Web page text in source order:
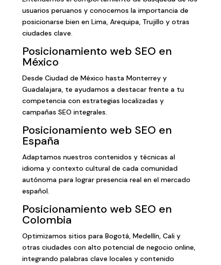
usuarios peruanos y conocemos la importancia de
posicionarse bien en Lima, Arequipa, Trujillo y otras
ciudades clave.
Posicionamiento web SEO en
México
Desde Ciudad de México hasta Monterrey y
Guadalajara, te ayudamos a destacar frente a tu
competencia con estrategias localizadas y
campañas SEO integrales.
Posicionamiento web SEO en
España
Adaptamos nuestros contenidos y técnicas al
idioma y contexto cultural de cada comunidad
autónoma para lograr presencia real en el mercado
español.
Posicionamiento web SEO en
Colombia
Optimizamos sitios para Bogotá, Medellín, Cali y
otras ciudades con alto potencial de negocio online,
integrando palabras clave locales y contenido